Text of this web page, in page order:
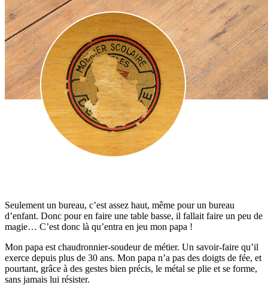
Seulement un bureau, c’est assez haut, même pour un bureau
d’enfant. Donc pour en faire une table basse, il fallait faire un peu de
magie… C’est donc là qu’entra en jeu mon papa !
Mon papa est chaudronnier-soudeur de métier. Un savoir-faire qu’il
exerce depuis plus de 30 ans. Mon papa n’a pas des doigts de fée, et
pourtant, grâce à des gestes bien précis, le métal se plie et se forme,
sans jamais lui résister.